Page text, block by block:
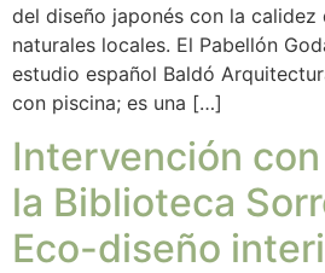
del diseño japonés con la calidez
naturales locales. El Pabellón
estudio español Baldó
con piscina; es una […]
Intervención
la Biblioteca
Eco-diseño